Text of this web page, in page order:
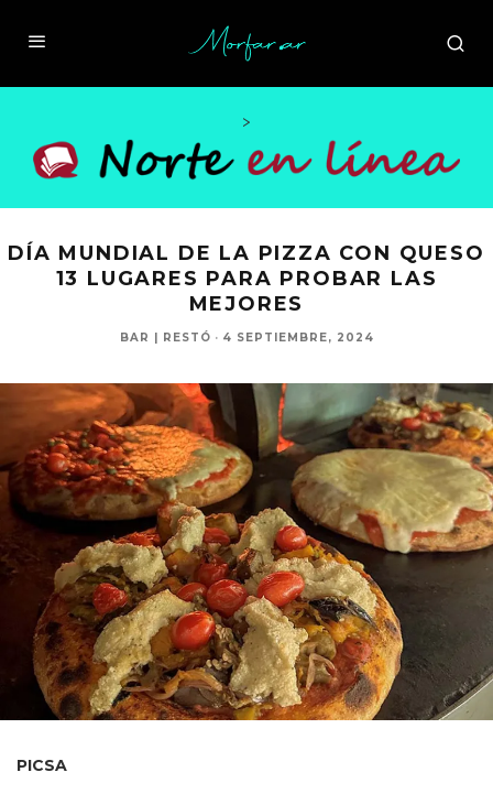
>
DÍA MUNDIAL DE LA PIZZA CON QUESO
13 LUGARES PARA PROBAR LAS
MEJORES
BAR | RESTÓ · 4 SEPTIEMBRE, 2024
PICSA